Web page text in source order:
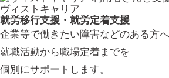
ヴィストキャリア
就労移行支援・就労定着支援
企業等で働きたい障害などのある方へ
就職活動から職場定着までを
個別にサポートします。